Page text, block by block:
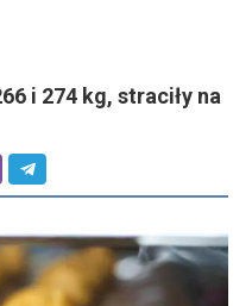
i 274 kg, straciły na